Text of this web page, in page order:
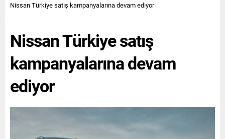
Nissan Türkiye satış kampanyalarına devam ediyor
Nissan Türkiye satış
kampanyalarına devam
ediyor